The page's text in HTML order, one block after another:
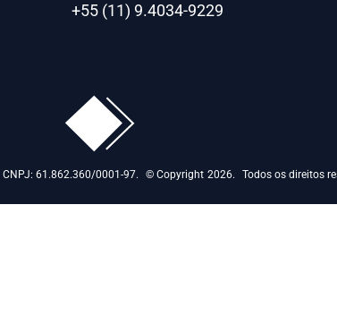
+55 (11) 9.4034-9229
CNPJ: 61.862.360/0001-97. © Copyright 2026. Todos os direitos